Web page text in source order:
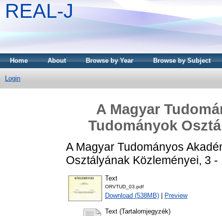
REAL-J
Home About Browse by Year Browse by Subject
Login
A Magyar
Tudományok
A Magyar Tudományos
Osztályának Közleményei, 3 -
Text
ORVTUD_03.pdf
Download (538MB) Preview
Text (Tartalomjegyzék)